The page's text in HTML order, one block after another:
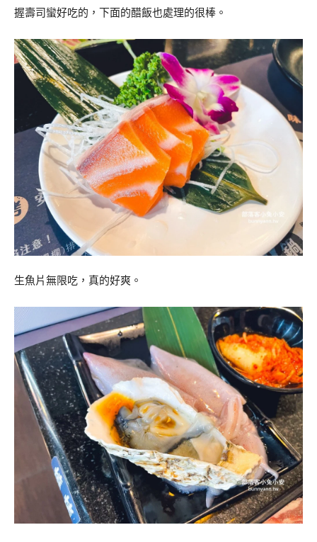
握壽司蠻好吃的，下面的醋飯也處理的很棒。
生魚片無限吃，真的好爽。